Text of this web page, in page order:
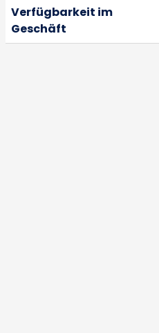
Verfügbarkeit im
Geschäft